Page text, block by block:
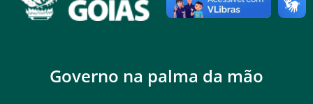
Governo na palma da mão